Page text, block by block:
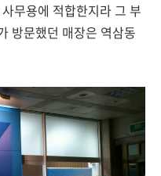
무용에 적합한지라 그 부
방문했던 매장은 역삼동